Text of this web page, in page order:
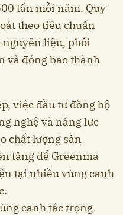
tấn mỗi năm. Quy
theo tiêu chuẩn
nguyên liệu, phối
và đóng bao thành
việc đầu tư đồng bộ
nghệ và năng lực
chất lượng sản
tảng để Greenma
tại nhiều vùng canh
canh tác trọng